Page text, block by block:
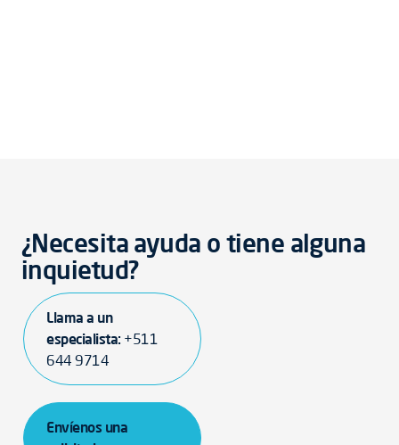
¿Necesita ayuda o tiene alguna
inquietud?
Llama a un
especialista: +511
644 9714
Envíenos una